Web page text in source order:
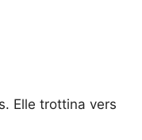
Elle trottina vers